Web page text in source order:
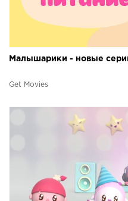
Малышарики - новые
Get Movies